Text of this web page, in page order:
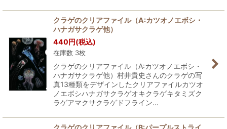
クラゲのクリアファイル（A:カツオノエボシ・
ハナガサクラゲ他）
440円(税込)
在庫数 3枚
クラゲのクリアファイル（A:カツオノエボシ・
ハナガサクラゲ他）村井貴史さんのクラゲの写
真13種類をデザインしたクリアファイルカツオ
ノエボシハナガサクラゲオキクラゲキタミズク
ラゲアマクサクラゲドフライン…
クラゲのクリアファイル（B:パープルストライ